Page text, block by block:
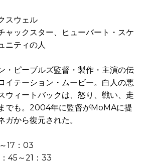
スウェル
ャックスター、ヒューバート・スケ
ニティの人
・ピーブルズ監督・製作・主演の伝
イテーション・ムービー。白人の悪
ウィートバックは、怒り、戦い、走
でも。2004年に監督がMoMAに提
から復元された。
17：03
45～21：33